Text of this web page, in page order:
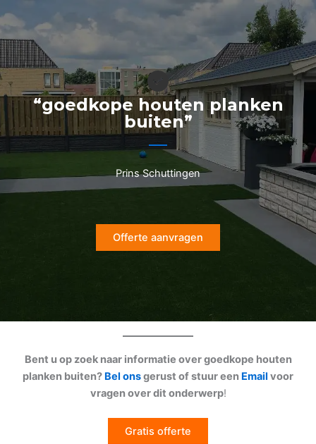
naar
de
inhoud
“goedkope houten planken
buiten”
Prins Schuttingen
Offerte aanvragen
Bent u op zoek naar informatie over goedkope houten
planken buiten? Bel onsgerust of stuur een Email voor
vragen over dit onderwerp!
Gratis offerte